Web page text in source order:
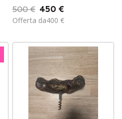
mano
500 € 450 €
Offerta da400 €